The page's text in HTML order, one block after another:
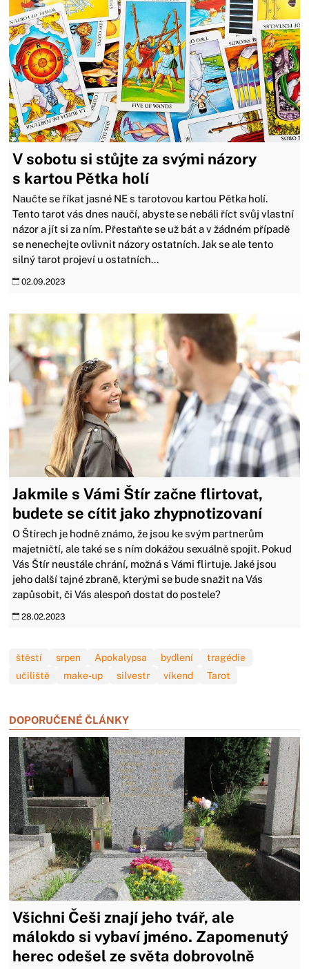
V sobotu si stůjte za svými názory
s kartou Pětka holí
Naučte se říkat jasné NE s tarotovou kartou Pětka holí.
Tento tarot vás dnes naučí, abyste se nebáli říct svůj vlastní
názor a jít si za ním. Přestaňte se už bát a v žádném případě
se nenechejte ovlivnit názory ostatních. Jak se ale tento
silný tarot projeví u ostatních...
02.09.2023
Jakmile s Vámi Štír začne flirtovat,
budete se cítit jako zhypnotizovaní
O Štírech je hodně známo, že jsou ke svým partnerům
majetničtí, ale také se s ním dokážou sexuálně spojit. Pokud
Vás Štír neustále chrání, možná s Vámi flirtuje. Jaké jsou
jeho další tajné zbraně, kterými se bude snažit na Vás
zapůsobit, či Vás alespoň dostat do postele?
28.02.2023
štěstí srpen Apokalypsa bydlení
tragédie
učiliště
make-up silvestr víkend Tarot
DOPORUČENÉ ČLÁNKY
Všichni Češi znají jeho tvář, ale
málokdo si vybaví jméno. Zapomenutý
herec odešel ze světa dobrovolně